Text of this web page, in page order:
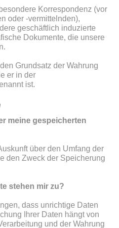
Korrespondenz (vor
oder -vermittelnden),
geschäftlich induzierte
Dokumente, die unsere
Grundsatz der Wahrung
er in der
ist.
meine gespeicherten
über den Umfang der
den Zweck der Speicherung
stehen mir zu?
dass unrichtige Daten
Ihrer Daten hängt von
und der Wahrung